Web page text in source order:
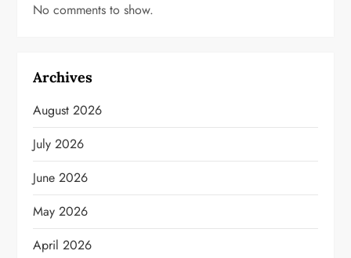
No comments to show.
Archives
August 2026
July 2026
June 2026
May 2026
April 2026